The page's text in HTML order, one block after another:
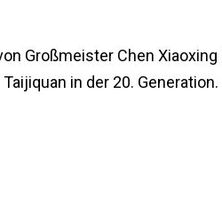
Großmeister Chen
in der 20. Generation.